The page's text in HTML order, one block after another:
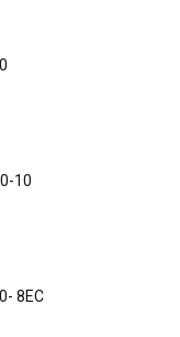
10
8EC